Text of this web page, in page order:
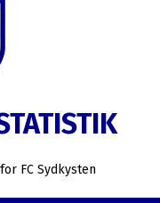
FC Sydkysten